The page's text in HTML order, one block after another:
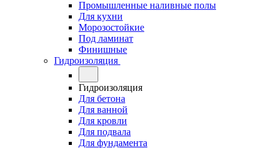
Промышленные наливные полы
Для кухни
Морозостойкие
Под ламинат
Финишные
Гидроизоляция
Гидроизоляция
Для бетона
Для ванной
Для кровли
Для подвала
Для фундамента